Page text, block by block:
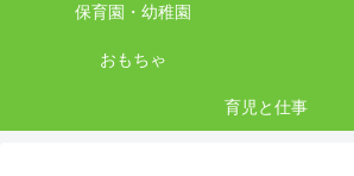
保育園・幼稚園
おもちゃ
育児と仕事